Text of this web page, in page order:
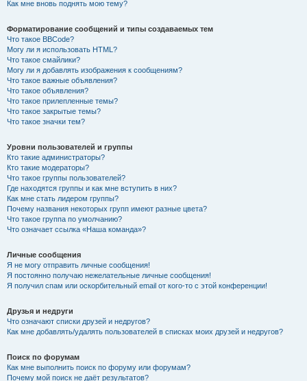
Как мне вновь поднять мою тему?
Форматирование сообщений и типы создаваемых тем
Что такое BBCode?
Могу ли я использовать HTML?
Что такое смайлики?
Могу ли я добавлять изображения к сообщениям?
Что такое важные объявления?
Что такое объявления?
Что такое прилепленные темы?
Что такое закрытые темы?
Что такое значки тем?
Уровни пользователей и группы
Кто такие администраторы?
Кто такие модераторы?
Что такое группы пользователей?
Где находятся группы и как мне вступить в них?
Как мне стать лидером группы?
Почему названия некоторых групп имеют разные цвета?
Что такое группа по умолчанию?
Что означает ссылка «Наша команда»?
Личные сообщения
Я не могу отправить личные сообщения!
Я постоянно получаю нежелательные личные сообщения!
Я получил спам или оскорбительный email от кого-то с этой конференции!
Друзья и недруги
Что означают списки друзей и недругов?
Как мне добавлять/удалять пользователей в списках моих друзей и недругов?
Поиск по форумам
Как мне выполнить поиск по форуму или форумам?
Почему мой поиск не даёт результатов?